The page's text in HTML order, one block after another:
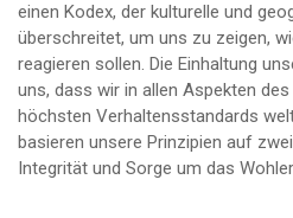
einen Kodex, der kulturelle und
überschreitet, um uns zu zeigen,
reagieren sollen. Die Einhaltung
uns, dass wir in allen Aspekten
höchsten Verhaltensstandards
basieren unsere Prinzipien auf
Integrität und Sorge um das